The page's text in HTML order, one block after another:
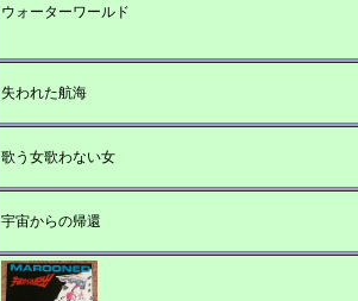
ウォーターワールド
失われた航海
歌う女歌わない女
宇宙からの帰還